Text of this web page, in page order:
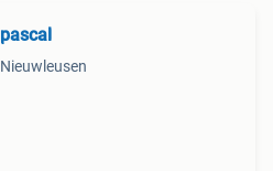
pascal
Nieuwleusen